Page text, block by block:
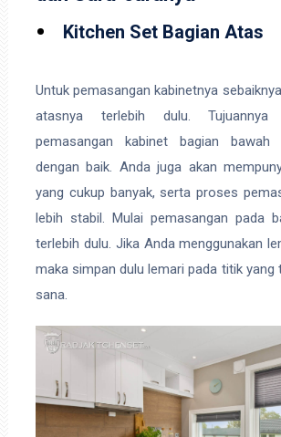
Kitchen Set Bagian Atas
Untuk pemasangan kabinetnya
atasnya terlebih dulu.
pemasangan kabinet bagian bawah
dengan baik. Anda juga akan
yang cukup banyak, serta proses
lebih stabil. Mulai pemasangan pada
terlebih dulu. Jika Anda menggunakan
maka simpan dulu lemari pada titik yang
sana.